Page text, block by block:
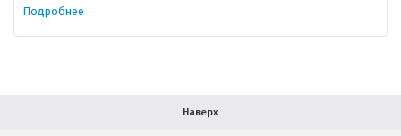
Подробнее
Наверх
Форма обратной связи